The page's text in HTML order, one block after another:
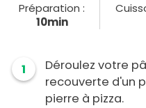
Préparation :
10min
1
Déroulez votre
recouverte d'un
pierre à pizza.